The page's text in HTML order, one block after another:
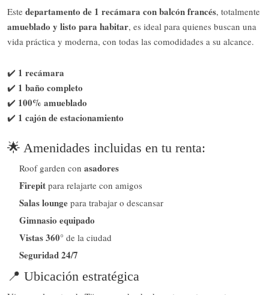
Este departamento de 1 recámara con balcón francés, totalmente
amueblado y listo para habitar, es ideal para quienes buscan una
vida práctica y moderna, con todas las comodidades a su alcance.
✔️ 1 recámara
✔️ 1 baño completo
✔️ 100% amueblado
✔️ 1 cajón de estacionamiento
🌟 Amenidades incluidas en tu renta:
Roof garden con asadores
Firepit para relajarte con amigos
Salas lounge para trabajar o descansar
Gimnasio equipado
Vistas 360° de la ciudad
Seguridad 24/7
📍 Ubicación estratégica